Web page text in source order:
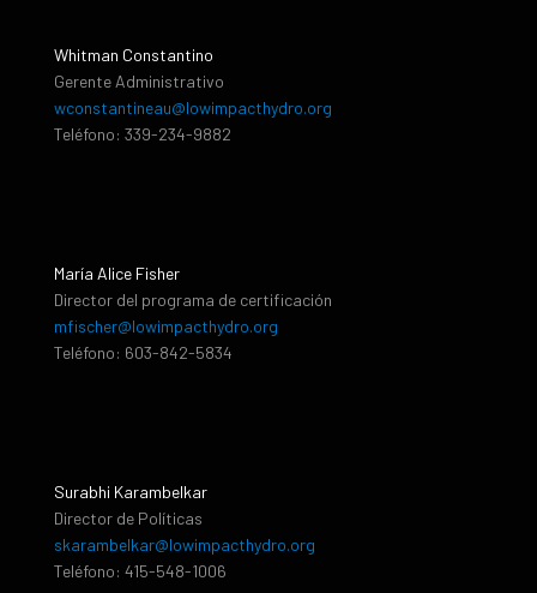
Whitman Constantino
Gerente Administrativo
wconstantineau@lowimpacthydro.org
Teléfono: 339-234-9882
María Alice Fisher
Director del programa de certificación
mfischer@lowimpacthydro.org
Teléfono: 603-842-5834
Surabhi Karambelkar
Director de Políticas
skarambelkar@lowimpacthydro.org
Teléfono: 415-548-1006